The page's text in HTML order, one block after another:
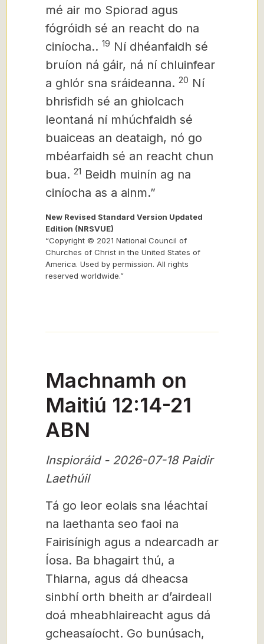
mé air mo Spiorad agus
fógróidh sé an reacht do na
ciníocha.. 19 Ní dhéanfaidh sé
bruíon ná gáir, ná ní chluinfear
a ghlór sna sráideanna. 20 Ní
bhrisfidh sé an ghiolcach
leontaná ní mhúchfaidh sé
buaiceas an deataigh, nó go
mbéarfaidh sé an reacht chun
bua. 21 Beidh muinín ag na
ciníocha as a ainm.”
New Revised Standard Version Updated
Edition (NRSVUE)
“Copyright © 2021 National Council of
Churches of Christ in the United States of
America. Used by permission. All rights
reserved worldwide.”
Machnamh on
Maitiú 12:14-21
ABN
Inspioráid - 2026-07-18 Paidir
Laethúil
Tá go leor eolais sna léachtaí
na laethanta seo faoi na
Fairisínigh agus a ndearcadh ar
Íosa. Ba bhagairt thú, a
Thiarna, agus dá dheacsa
sinbhí orth bheith ar d’airdeall
doá mheabhlaireacht agus dá
gcheasaíocht. Go bunúsach,